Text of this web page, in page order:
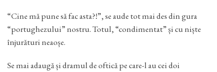
“Cine mă pune să fac asta?!”, se aude tot mai des din gura
“portughezului” nostru. Totul, “condimentat” și cu niște
înjurături neaoșe.
Se mai adaugă și dramul de oftică pe care-l au cei doi